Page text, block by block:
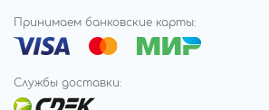
Принимаем банковские карты:
Службы доставки: